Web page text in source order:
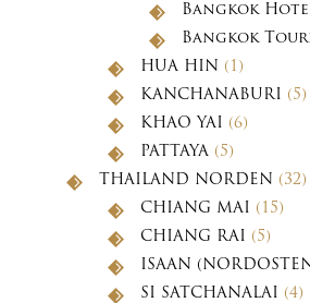
Bangkok
Bangkok
HUA HIN (1)
KANCHANABURI (5)
KHAO YAI (6)
PATTAYA (5)
THAILAND NORDEN (32)
CHIANG MAI (15)
CHIANG RAI (5)
ISAAN
SI SATCHANALAI (4)